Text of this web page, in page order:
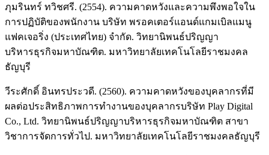
ภุมรินทร์ ทวิชศรี. (2554). ความคาดหวังและความพึงพอใจใน
การปฏิบัติของพนักงาน บริษัท พรอคเตอร์แอนด์แกมเบิลแมนู
แฟคเจอริ่ง (ประเทศไทย) จำกัด. วิทยานิพนธ์ปริญญา
บริหารธุรกิจมหาบัณฑิต. มหาวิทยาลัยเทคโนโลยีราชมงคล
ธัญบุรี
วีระศักดิ์ อินทรประวดี. (2560). ความคาดหวังของบุคลากรที่มี
ผลต่อประสิทธิภาพการทำงานของบุคลากรบริษัท Play Digital
Co., Ltd. วิทยานิพนธ์ปริญญาบริหารธุรกิจมหาบัณฑิต สาขา
วิชาการจัดการทั่วไป. มหาวิทยาลัยเทคโนโลยีราชมงคลธัญบุรี